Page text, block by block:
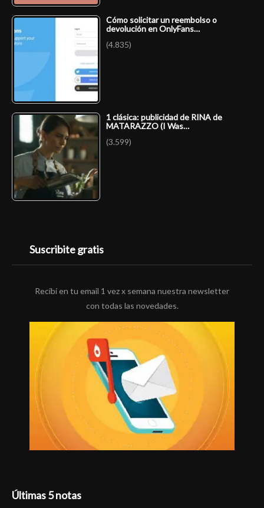
Cómo solicitar un reembolso o
devolución en OnlyFans…
(4.835)
1 clásica: publicidad de RINA de
MATARAZZO (I Was…
(3.599)
Suscribite gratis
Recibí en tu email 1 vez x semana nuestra newsletter
con todas las novedades.
Últimas 5 notas